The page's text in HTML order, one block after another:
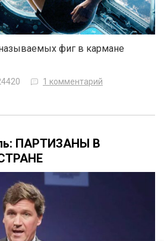
фиг в кармане
1 комментарий
ПАРТИЗАНЫ В